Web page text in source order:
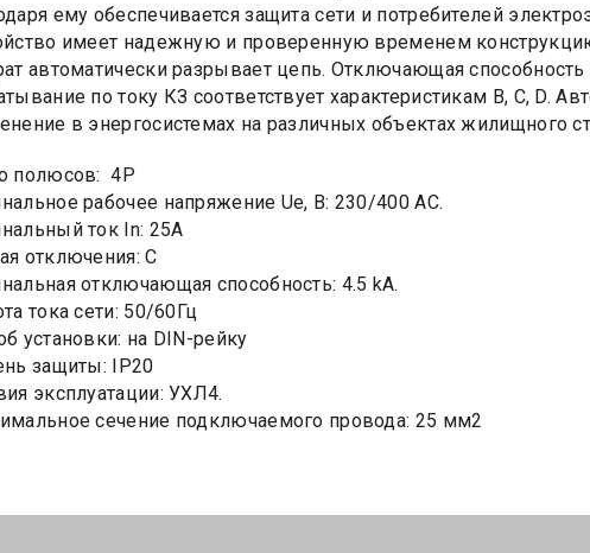
ему обеспечивается защита сети и потребителей
имеет надежную и проверенную временем
автоматически разрывает цепь. Отключающая
по току КЗ соответствует характеристикам B, C, D.
в энергосистемах на различных объектах жилищного
полюсов: 4Р
рабочее напряжение Ue, B: 230/400 AC.
ток In: 25А
отключения: C
отключающая способность: 4.5 kA.
тока сети: 50/60Гц
установки: на DIN-рейку
защиты: IP20
эксплуатации: УХЛ4.
сечение подключаемого провода: 25 мм2